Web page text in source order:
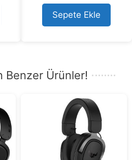
u
t
o
f
Sepete Ekle
Benzer Ürünler!